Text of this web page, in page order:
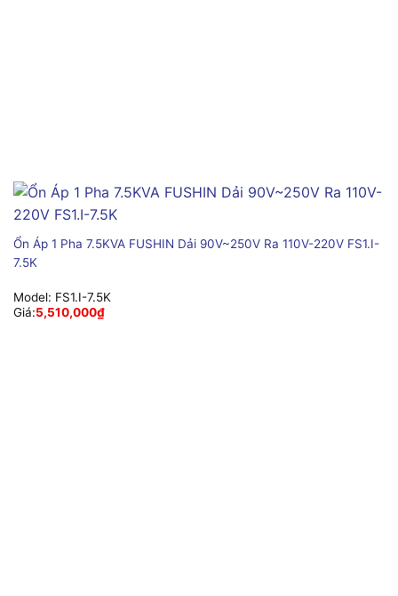
Ổn Áp 1 Pha 7.5KVA FUSHIN Dải 90V~250V Ra 110V-220V FS1.I-
7.5K
Model: FS1.I-7.5K
Giá:5,510,000₫